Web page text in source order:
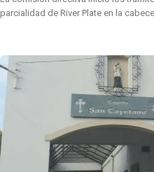
parcialidad de River Plate en la